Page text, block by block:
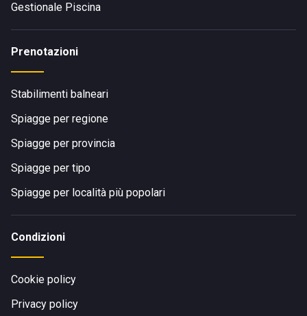
Gestionale Piscina
Prenotazioni
Stabilimenti balneari
Spiagge per regione
Spiagge per provincia
Spiagge per tipo
Spiagge per località più popolari
Condizioni
Cookie policy
Privacy policy